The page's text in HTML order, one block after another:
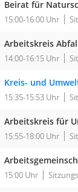
Beirat für
15:00-16:00 Uhr
Arbeitskreis
14:00-16:15 Uhr
Kreis- und
15:35-15:53 Uhr
Arbeitskreis für
15:55-18:00 Uhr
15:00 Uhr